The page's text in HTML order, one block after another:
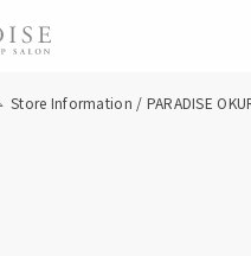
Store Information / PARADISE